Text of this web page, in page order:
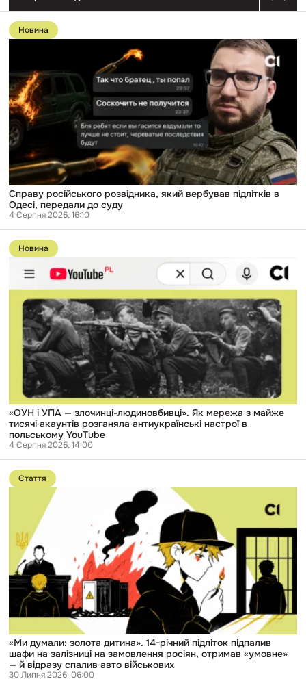
Перейти
до
публікації
розвідника,
який
вербував
підлітків
Одесі,
передали
до
Новина
Справу російського розвідника, який вербував підлітків в
Одесі, передали до суду
4 Серпня 2026, 16:10
Перейти
до
публікації
«ОУН
УПА
злочинці-
людиновбивці».
мережа
майже
тисячі
акаунтів
розганяла
антиукраїнські
настрої
польському
YouTube
Новина
«ОУН і УПА — злочинці-людиновбивці». Як мережа з майже
тисячі акаунтів розганяла антиукраїнські настрої в
польському YouTube
4 Серпня 2026, 14:00
Перейти
до
публікації
дитина».
річний
підліток
підпалив
шафи
залізниці
на
росіян,
отримав
«умовне»
Стаття
«Ми думали: золота дитина». 14-річний підліток підпалив
шафи на залізниці на замовлення росіян, отримав «умовне»
— й відразу спалив авто військових
30 Липня 2026, 06:00